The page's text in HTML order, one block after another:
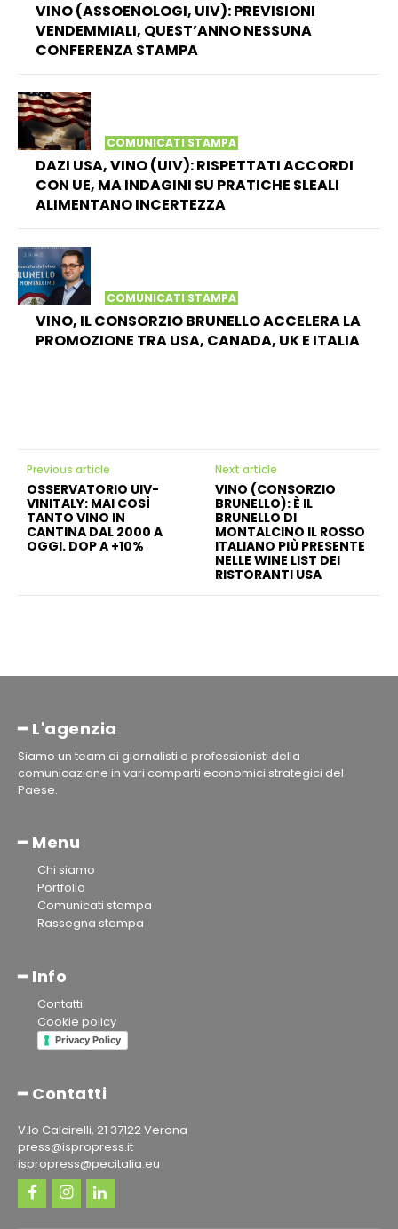
VINO (ASSOENOLOGI, UIV): PREVISIONI
VENDEMMIALI, QUEST’ANNO NESSUNA
CONFERENZA STAMPA
COMUNICATI STAMPA
DAZI USA, VINO (UIV): RISPETTATI ACCORDI
CON UE, MA INDAGINI SU PRATICHE SLEALI
ALIMENTANO INCERTEZZA
COMUNICATI STAMPA
VINO, IL CONSORZIO BRUNELLO ACCELERA LA
PROMOZIONE TRA USA, CANADA, UK E ITALIA
Previous article
OSSERVATORIO UIV-
VINITALY: MAI COSÌ
TANTO VINO IN
CANTINA DAL 2000 A
OGGI. DOP A +10%
Next article
VINO (CONSORZIO
BRUNELLO): È IL
BRUNELLO DI
MONTALCINO IL ROSSO
ITALIANO PIÙ PRESENTE
NELLE WINE LIST DEI
RISTORANTI USA
━ L'agenzia
Siamo un team di giornalisti e professionisti della
comunicazione in vari comparti economici strategici del
Paese.
━ Menu
Chi siamo
Portfolio
Comunicati stampa
Rassegna stampa
━ Info
Contatti
Cookie policy
Privacy Policy
━ Contatti
V.lo Calcirelli, 21 37122 Verona
press@ispropress.it
ispropress@pecitalia.eu